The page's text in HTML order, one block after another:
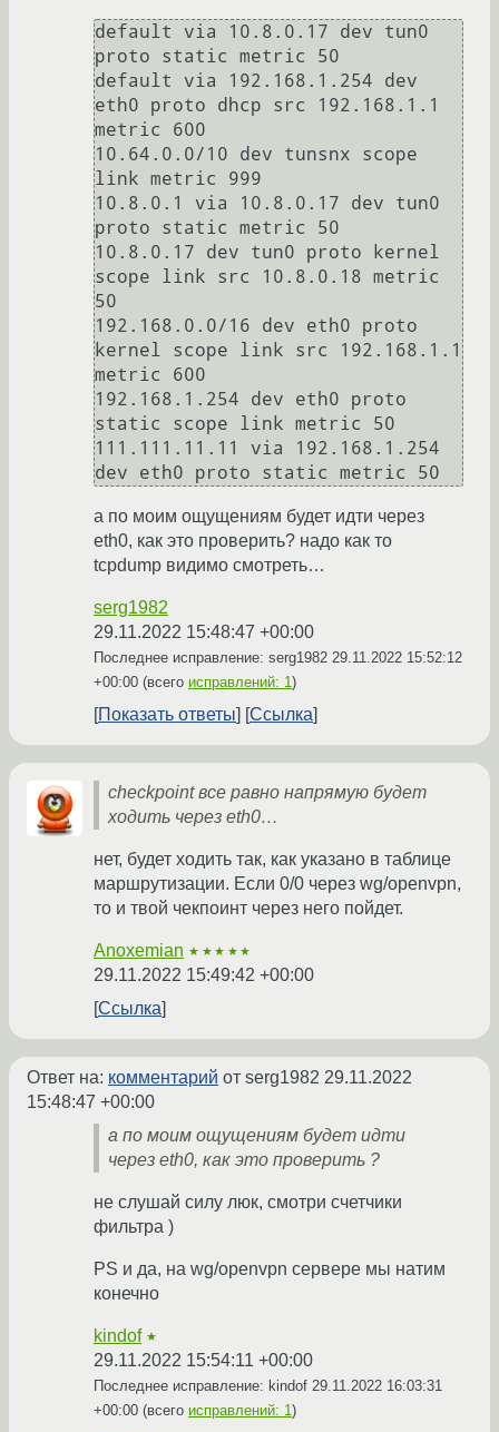
default via 10.8.0.17 dev tun0
proto static metric 50
default via 192.168.1.254 dev
eth0 proto dhcp src 192.168.1.1
metric 600
10.64.0.0/10 dev tunsnx scope
link metric 999
10.8.0.1 via 10.8.0.17 dev tun0
proto static metric 50
10.8.0.17 dev tun0 proto kernel
scope link src 10.8.0.18 metric
50
192.168.0.0/16 dev eth0 proto
kernel scope link src 192.168.1.1
metric 600
192.168.1.254 dev eth0 proto
static scope link metric 50
111.111.11.11 via 192.168.1.254
а по моим ощущениям будет идти через
eth0, как это проверить? надо как то
tcpdump видимо смотреть…
serg1982
29.11.2022 15:48:47 +00:00
Последнее исправление: serg1982 29.11.2022 15:52:12
+00:00 (всего исправлений: 1)
Показать ответы Ссылка
checkpoint все равно напрямую будет
ходить через eth0…
нет, будет ходить так, как указано в таблице
маршрутизации. Если 0/0 через wg/openvpn,
то и твой чекпоинт через него пойдет.
Anoxemian ★★★★★
29.11.2022 15:49:42 +00:00
Ссылка
Ответ на: комментарий от serg1982 29.11.2022
15:48:47 +00:00
а по моим ощущениям будет идти
через eth0, как это проверить ?
не слушай силу люк, смотри счетчики
фильтра )
PS и да, на wg/openvpn сервере мы натим
конечно
kindof ★
29.11.2022 15:54:11 +00:00
Последнее исправление: kindof 29.11.2022 16:03:31
+00:00 (всего исправлений: 1)